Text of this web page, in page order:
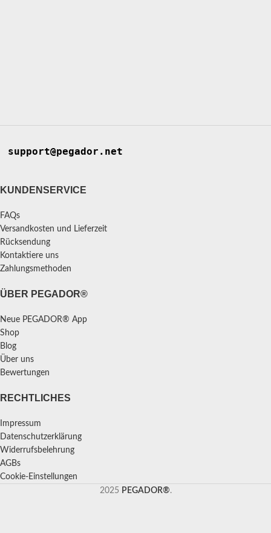
support@pegador.net
KUNDENSERVICE
FAQs
Versandkosten und Lieferzeit
Rücksendung
Kontaktiere uns
Zahlungsmethoden
ÜBER PEGADOR®
Neue PEGADOR® App
Shop
Blog
Über uns
Bewertungen
RECHTLICHES
Impressum
Datenschutzerklärung
Widerrufsbelehrung
AGBs
Cookie-Einstellungen
2025 PEGADOR®.